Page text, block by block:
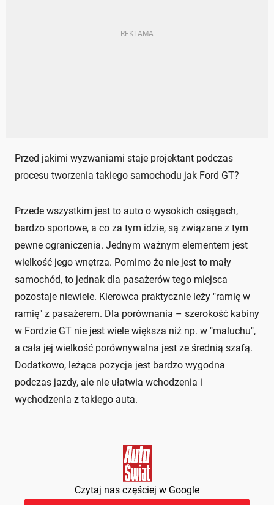
Przed jakimi wyzwaniami staje projektant podczas
procesu tworzenia takiego samochodu jak Ford GT?
Przede wszystkim jest to auto o wysokich osiągach,
bardzo sportowe, a co za tym idzie, są związane z tym
pewne ograniczenia. Jednym ważnym elementem jest
wielkość jego wnętrza. Pomimo że nie jest to mały
samochód, to jednak dla pasażerów tego miejsca
pozostaje niewiele. Kierowca praktycznie leży "ramię w
ramię" z pasażerem. Dla porównania – szerokość kabiny
w Fordzie GT nie jest wiele większa niż np. w "maluchu",
a cała jej wielkość porównywalna jest ze średnią szafą.
Dodatkowo, leżąca pozycja jest bardzo wygodna
podczas jazdy, ale nie ułatwia wchodzenia i
wychodzenia z takiego auta.
Czytaj nas częściej w Google